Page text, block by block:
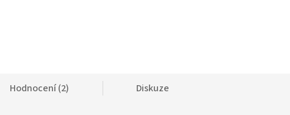
Hodnocení (2) Diskuze